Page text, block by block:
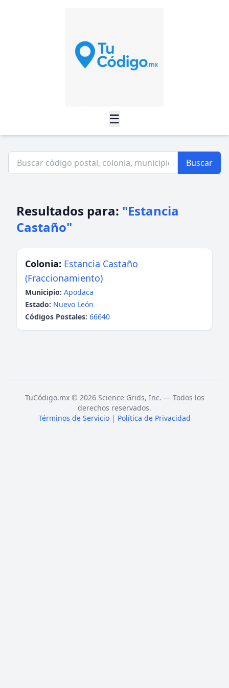
☰
Buscar
Resultados para: "Estancia
Castaño"
Colonia: Estancia Castaño
(Fraccionamiento)
Municipio: Apodaca
Estado: Nuevo León
Códigos Postales: 66640
TuCódigo.mx © 2026 Science Grids, Inc. — Todos los
derechos reservados.
Términos de Servicio | Política de Privacidad